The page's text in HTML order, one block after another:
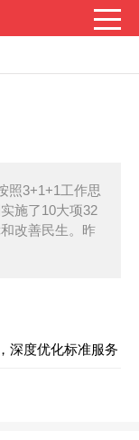
照3+1+1工作思
施了10大项32
改善民生。昨
深度优化标准服务